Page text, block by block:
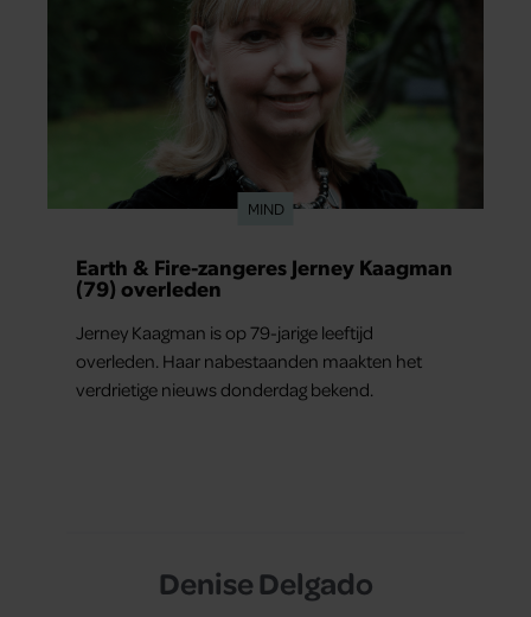
MIND
Earth & Fire-zangeres Jerney Kaagman
(79) overleden
Jerney Kaagman is op 79-jarige leeftijd
overleden. Haar nabestaanden maakten het
verdrietige nieuws donderdag bekend.
Denise Delgado